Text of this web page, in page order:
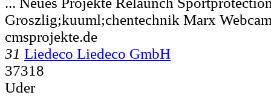
Groszlig;kuuml;chentechnik Marx
cmsprojekte.de
31 Liedeco Liedeco GmbH
37318
Uder